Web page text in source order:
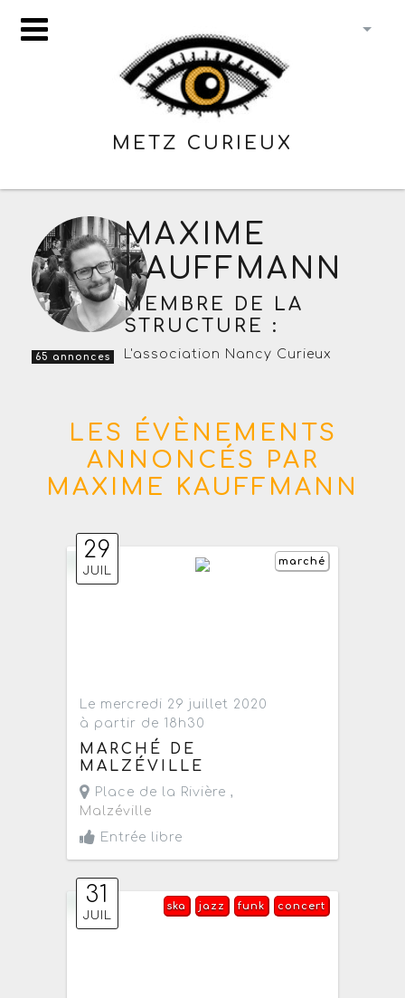
METZ CURIEUX
65 annonces
MAXIME
KAUFFMANN
MEMBRE DE LA
STRUCTURE :
L'association Nancy Curieux
LES ÉVÈNEMENTS
ANNONCÉS PAR
MAXIME KAUFFMANN
29
JUIL
marché
Le mercredi 29 juillet 2020
à partir de 18h30
MARCHÉ DE
MALZÉVILLE
Place de la Rivière ,
Malzéville
Entrée libre
31
JUIL
concert
funk
jazz
ska